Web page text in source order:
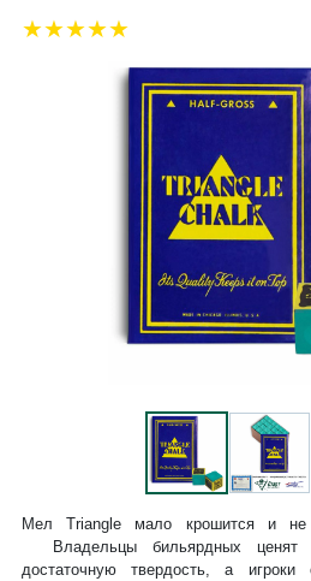
Мел Triangle мало крошится и не
Владельцы бильярдных ценят
достаточную твердость, а